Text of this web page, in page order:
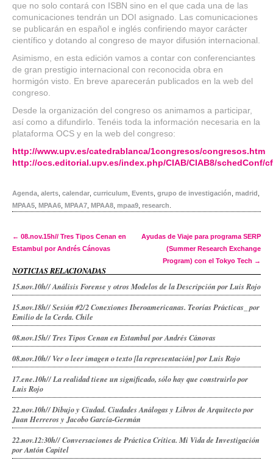
que no solo contará con ISBN sino en el que cada una de las
comunicaciones tendrán un DOI asignado. Las comunicaciones
se publicarán en español e inglés confiriendo mayor carácter
científico y dotando al congreso de mayor difusión internacional.
Asimismo, en esta edición vamos a contar con conferenciantes
de gran prestigio internacional con reconocida obra en
hormigón visto. En breve aparecerán publicados en la web del
congreso.
Desde la organización del congreso os animamos a participar,
así como a difundirlo. Tenéis toda la información necesaria en la
plataforma OCS y en la web del congreso:
http://www.upv.es/catedrablanca/1congresos/congresos.htm
http://ocs.editorial.upv.es/index.php/CIAB/CIAB8/schedConf/
Agenda alerts calendar curriculum Events grupo de investigación madrid
MPAA5 MPAA6 MPAA7 MPAA8 mpaa9 research
Post navigation
← 08.nov.15h// Tres Tipos Cenan en
Estambul por Andrés Cánovas
Ayudas de Viaje para programa SERP
(Summer Research Exchange
Program) con el Tokyo Tech →
NOTICIAS RELACIONADAS
15.nov.10h// Análisis Forense y otros Modelos de la Descripción por Luis Rojo
15.nov.18h// Sesión #2/2 Conexiones Iberoamericanas. Teorías Prácticas_ por
Emilio de la Cerda. Chile
08.nov.15h// Tres Tipos Cenan en Estambul por Andrés Cánovas
08.nov.10h// Ver o leer imagen o texto [la representación] por Luis Rojo
17.ene.10h// La realidad tiene un significado, sólo hay que construirlo por
Luis Rojo
22.nov.10h// Dibujo y Ciudad. Ciudades Análogas y Libros de Arquitecto por
Juan Herreros y Jacobo García-Germán
22.nov.12:30h// Conversaciones de Práctica Crítica. Mi Vida de Investigación
por Antón Capitel